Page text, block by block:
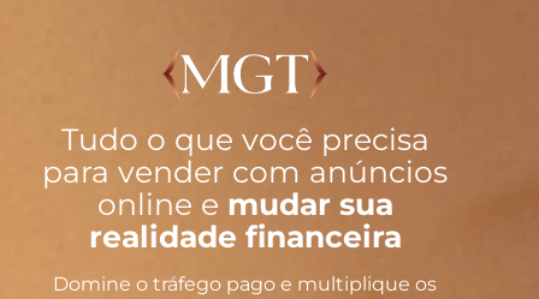
Tudo o que você precisa
para vender com anúncios
online e mudar sua
realidade financeira
Domine o tráfego pago e multiplique os